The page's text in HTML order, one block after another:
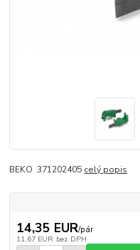
BEKO 371202405 celý popis
14,35 EUR/pár
11,67 EUR bez DPH